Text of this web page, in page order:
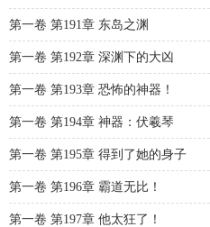
第一卷 第191章 东岛之渊
第一卷 第192章 深渊下的大凶
第一卷 第193章 恐怖的神器！
第一卷 第194章 神器：伏羲琴
第一卷 第195章 得到了她的身子
第一卷 第196章 霸道无比！
第一卷 第197章 他太狂了！